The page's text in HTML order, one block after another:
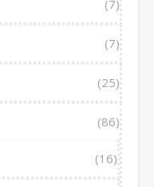
(7)
(7)
(25)
(86)
(16)